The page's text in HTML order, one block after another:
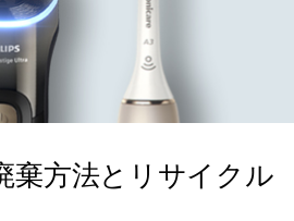
棄方法とリサイクル